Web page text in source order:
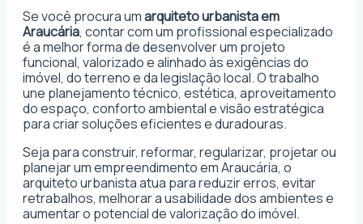
Se você procura umarquiteto urbanista em
Araucária, contar com um profissional especializado
é a melhor forma de desenvolver um projeto
funcional, valorizado e alinhado às exigências do
imóvel, do terreno e da legislação local. O trabalho
une planejamento técnico, estética, aproveitamento
do espaço, conforto ambiental e visão estratégica
para criar soluções eficientes e duradouras.
Seja para construir, reformar, regularizar, projetar ou
planejar um empreendimento em Araucária, o
arquiteto urbanista atua para reduzir erros, evitar
retrabalhos, melhorar a usabilidade dos ambientes e
aumentar o potencial de valorização do imóvel.